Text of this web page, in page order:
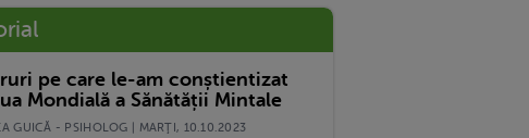
pe care le-am conștientizat
Mondială a Sănătății Mintale
GUICĂ - PSIHOLOG | MARŢI, 10.10.2023